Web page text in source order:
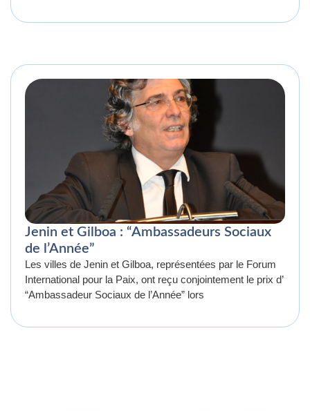
Jenin et Gilboa : “Ambassadeurs Sociaux
de l’Année”
Les villes de Jenin et Gilboa, représentées par le Forum
International pour la Paix, ont reçu conjointement le prix d’
“Ambassadeur Sociaux de l’Année” lors